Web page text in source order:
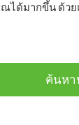
ได้มากขึ้น ด้ว
ค้นหา